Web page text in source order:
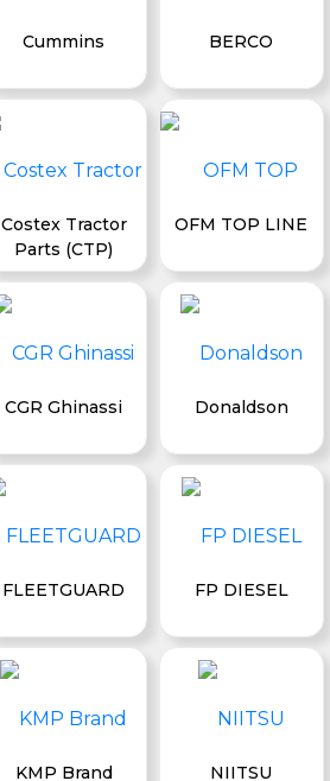
Cummins BERCO
Costex Tractor
Parts (CTP)
OFM TOP LINE
CGR Ghinassi Donaldson
FLEETGUARD FP DIESEL
KMP Brand NIITSU